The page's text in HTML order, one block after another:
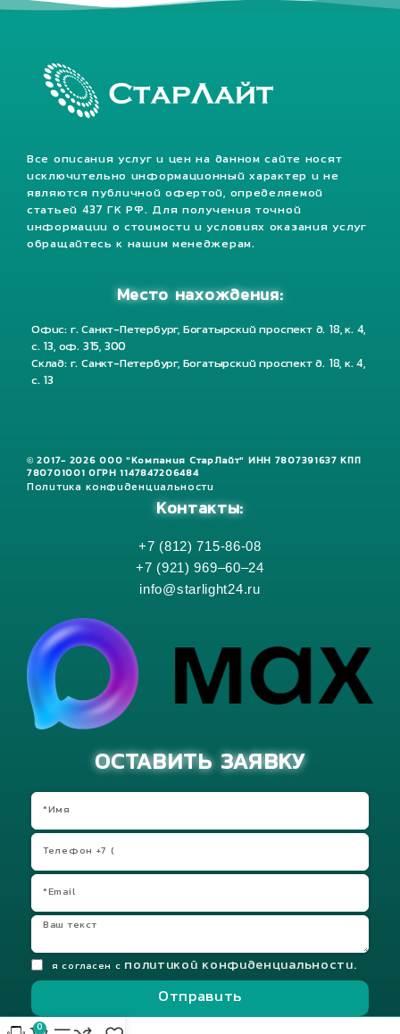
Все описания услуг и цен на данном сайте носят
исключительно информационный характер и не
являются публичной офертой, определяемой
статьей 437 ГК РФ. Для получения точной
информации о стоимости и условиях оказания услуг
обращайтесь к нашим менеджерам.
Место нахождения:
Офис: г. Санкт-Петербург, Богатырский проспект д. 18, к. 4,
с. 13, оф. 315, 300
Склад: г. Санкт-Петербург, Богатырский проспект д. 18, к. 4,
с. 13
© 2017- 2026 ООО "Компания СтарЛайт" ИНН 7807391637 КПП
780701001 ОГРН 1147847206484
Политика конфиденциальности
Контакты:
+7 (812) 715-86-08
+7 (921) 969–60–24
info@starlight24.ru
ОСТАВИТЬ ЗАЯВКУ
я согласен с политикой конфиденциальности.
Отправить
0